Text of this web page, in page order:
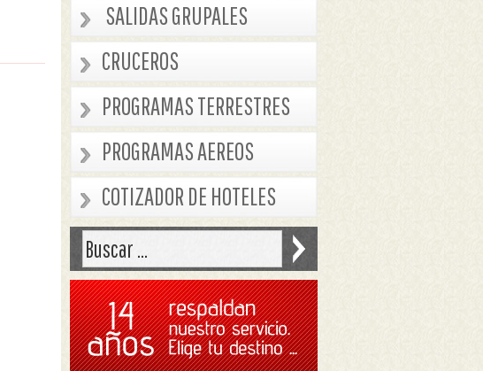
SALIDAS GRUPALES
CRUCEROS
PROGRAMAS TERRESTRES
PROGRAMAS AEREOS
COTIZADOR DE HOTELES